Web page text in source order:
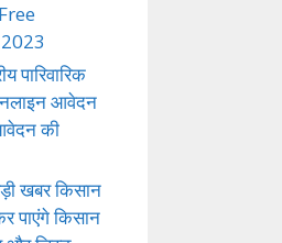
पारिवारिक
आवेदन
की
खबर किसान
पाएंगे किसान